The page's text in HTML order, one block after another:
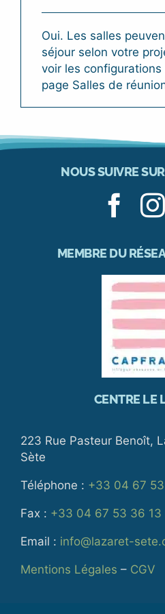
Oui. Les salles
séjour selon votre
voir les configurations
page Salles de
NOUS SUIVRE
MEMBRE DU
CENTRE LE
223 Rue Pasteur Benoît,
Sète
Téléphone : +33 04 67
Fax : +33 04 67 53 36 13
Email : info@lazaret-
Mentions Légales – CGV